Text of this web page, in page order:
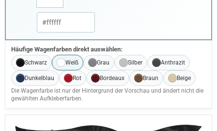
Häufige Wagenfarben direkt auswählen:
Schwarz Weiß Grau Silber Anthrazit
Dunkelblau Rot Bordeaux Braun
Beige
Die Wagenfarbe ist nur der Hintergrund der Vorschau und ändert nicht die
gewählten Aufkleberfarben.